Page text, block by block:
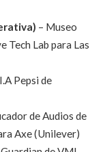
– Museo
Tech Lab para Las
Pepsi de
de Audios de
Axe (Unilever)